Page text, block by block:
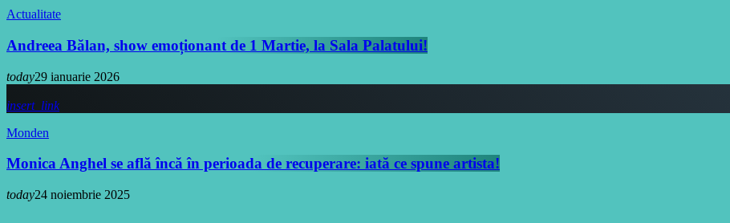
Actualitate
Andreea Bălan, show emoționant de 1 Martie, la Sala Palatului!
today29 ianuarie 2026
insert_link
Monden
Monica Anghel se află încă în perioada de recuperare: iată ce spune artista!
today24 noiembrie 2025